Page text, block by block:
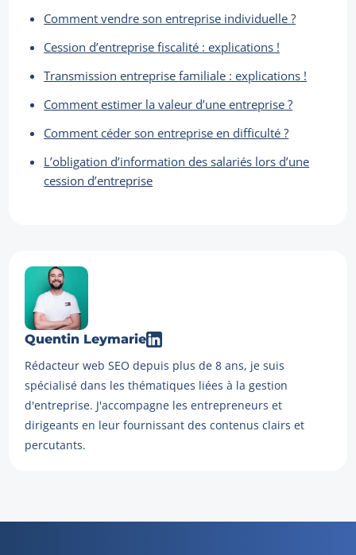
Comment vendre son entreprise individuelle ?
Cession d’entreprise fiscalité : explications !
Transmission entreprise familiale : explications !
Comment estimer la valeur d’une entreprise ?
Comment céder son entreprise en difficulté ?
L’obligation d’information des salariés lors d’une
cession d’entreprise
Quentin Leymarie
Rédacteur web SEO depuis plus de 8 ans, je suis
spécialisé dans les thématiques liées à la gestion
d'entreprise. J'accompagne les entrepreneurs et
dirigeants en leur fournissant des contenus clairs et
percutants.